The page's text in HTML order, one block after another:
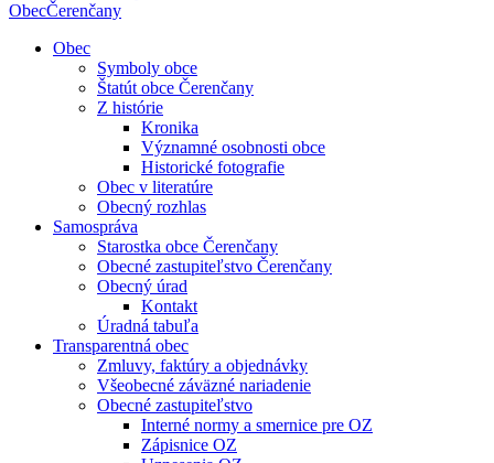
ObecČerenčany
Obec
Symboly obce
Štatút obce Čerenčany
Z histórie
Kronika
Významné osobnosti obce
Historické fotografie
Obec v literatúre
Obecný rozhlas
Samospráva
Starostka obce Čerenčany
Obecné zastupiteľstvo Čerenčany
Obecný úrad
Kontakt
Úradná tabuľa
Transparentná obec
Zmluvy, faktúry a objednávky
Všeobecné záväzné nariadenie
Obecné zastupiteľstvo
Interné normy a smernice pre OZ
Zápisnice OZ